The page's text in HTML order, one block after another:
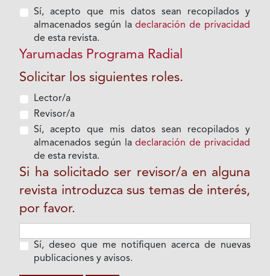
Sí, acepto que mis datos sean recopilados y
almacenados según ladeclaración de privacidad
de esta revista.
Yarumadas Programa Radial
Solicitar los siguientes roles.
Lector/a
Revisor/a
Sí, acepto que mis datos sean recopilados y
almacenados según ladeclaración de privacidad
de esta revista.
Si ha solicitado ser revisor/a en alguna
revista introduzca sus temas de interés,
por favor.
Sí, deseo que me notifiquen acerca de nuevas
publicaciones y avisos.